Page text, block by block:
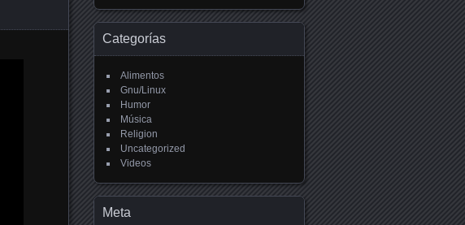
Categorías
Alimentos
Gnu/Linux
Humor
Música
Religion
Uncategorized
Videos
Meta